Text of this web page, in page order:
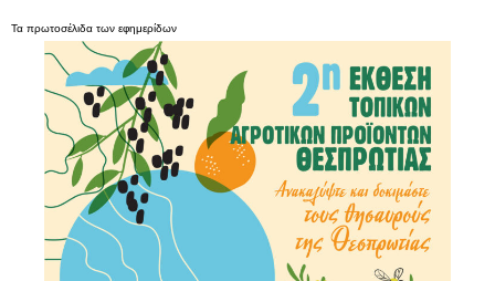
Τα πρωτοσέλιδα των εφημερίδων